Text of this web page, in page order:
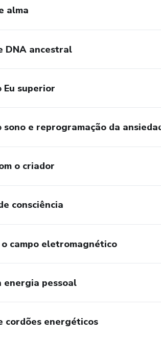
alma
DNA ancestral
Eu superior
sono e reprogramação da
o criador
consciência
campo eletromagnético
energia pessoal
cordões energéticos